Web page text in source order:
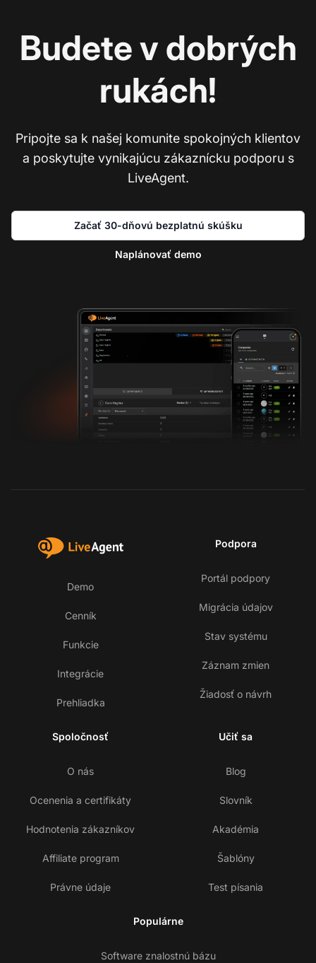
Budete v dobrých
rukách!
Pripojte sa k našej komunite spokojných klientov
a poskytujte vynikajúcu zákaznícku podporu s
LiveAgent.
Začať 30-dňovú bezplatnú skúšku
Naplánovať demo
Demo
Cenník
Funkcie
Integrácie
Prehliadka
Podpora
Portál podpory
Migrácia údajov
Stav systému
Záznam zmien
Žiadosť o návrh
Spoločnosť
O nás
Ocenenia a certifikáty
Hodnotenia zákazníkov
Affiliate program
Právne údaje
Učiť sa
Blog
Slovník
Akadémia
Šablóny
Test písania
Populárne
Software znalostnú bázu